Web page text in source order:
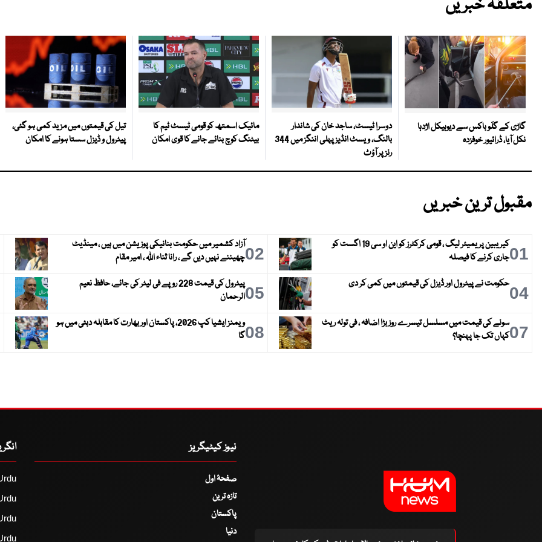
متعلقہ خبریں
گاڑی کے گلَو باکس سے دیوہیکل اژدہا
نکل آیا، ڈرائیور خوفزدہ
دوسرا ٹیسٹ، ساجد خان کی شاندار
بالنگ، ویسٹ انڈیز پہلی اننگز میں 344
رنز پر آؤٹ
مائیک اسمتھ کو قومی ٹیسٹ ٹیم کا
بیٹنگ کوچ بنائے جانے کا قوی امکان
تیل کی قیمتوں میں مزید کمی ہو گئی،
پیٹرول و ڈیزل سستا ہونے کا امکان
مقبول ترین خبریں
01
کیریبین پریمیئر لیگ ، قومی کرکٹرز کو این او سی 19 اگست کو
جاری کرنے کا فیصلہ
02آزاد کشمیر میں حکومت بنانیکی پوزیشن میں ہیں ، مینڈیٹ
چھیننے نہیں دیں گے ، رانا ثناء اللہ ، امیر مقام
04حکومت نے پیٹرول اور ڈیزل کی قیمتوں میں کمی کر دی 05
پیٹرول کی قیمت 228 روپے فی لیٹر کی جائے، حافظ نعیم
الرحمان
07سونے کی قیمت میں مسلسل تیسرے روز بڑا اضافہ ، فی تولہ ریٹ
کہاں تک جا پہنچا؟
08
ویمنز ایشیا کپ 2026، پاکستان اور بھارت کا مقابلہ دبئی میں ہو
گا
نیوز کیٹیگریز
صفحۂ اول
تازہ ترین
پاکستان
دنیا